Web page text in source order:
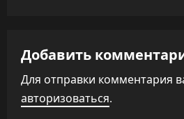
и
я
п
Добавить
Для отправки комментария
авторизоваться.